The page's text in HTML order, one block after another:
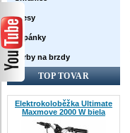
Dresy
Topánky
Farby na brzdy
TOP TOVAR
Elektrokoloběžka Ultimate
Maxmove 2000 W biela